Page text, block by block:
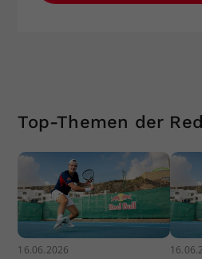
Top-Themen der
16.06.2026